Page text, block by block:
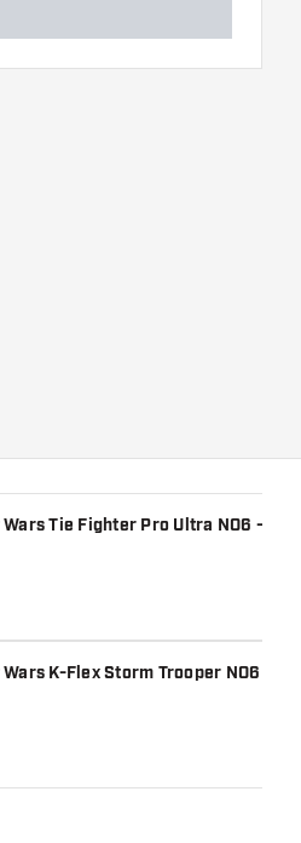
Tie Fighter Pro Ultra NO6 -
K-Flex Storm Trooper NO6 -